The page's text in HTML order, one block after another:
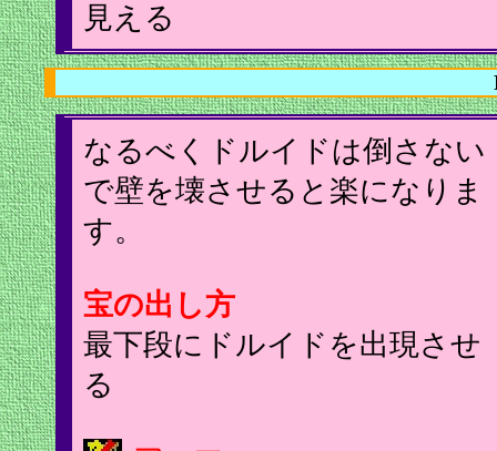
見える
なるべくドルイドは倒さない
で壁を壊させると楽になりま
す。
宝の出し方
最下段にドルイドを出現させ
る